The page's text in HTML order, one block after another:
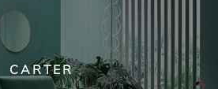
CARTER